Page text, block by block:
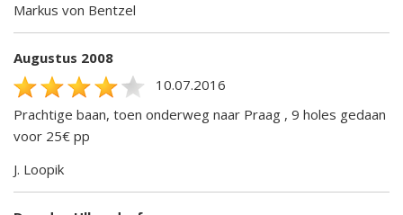
Markus von Bentzel
Augustus 2008
10.07.2016
Prachtige baan, toen onderweg naar Praag , 9 holes gedaan
voor 25€ pp
J. Loopik